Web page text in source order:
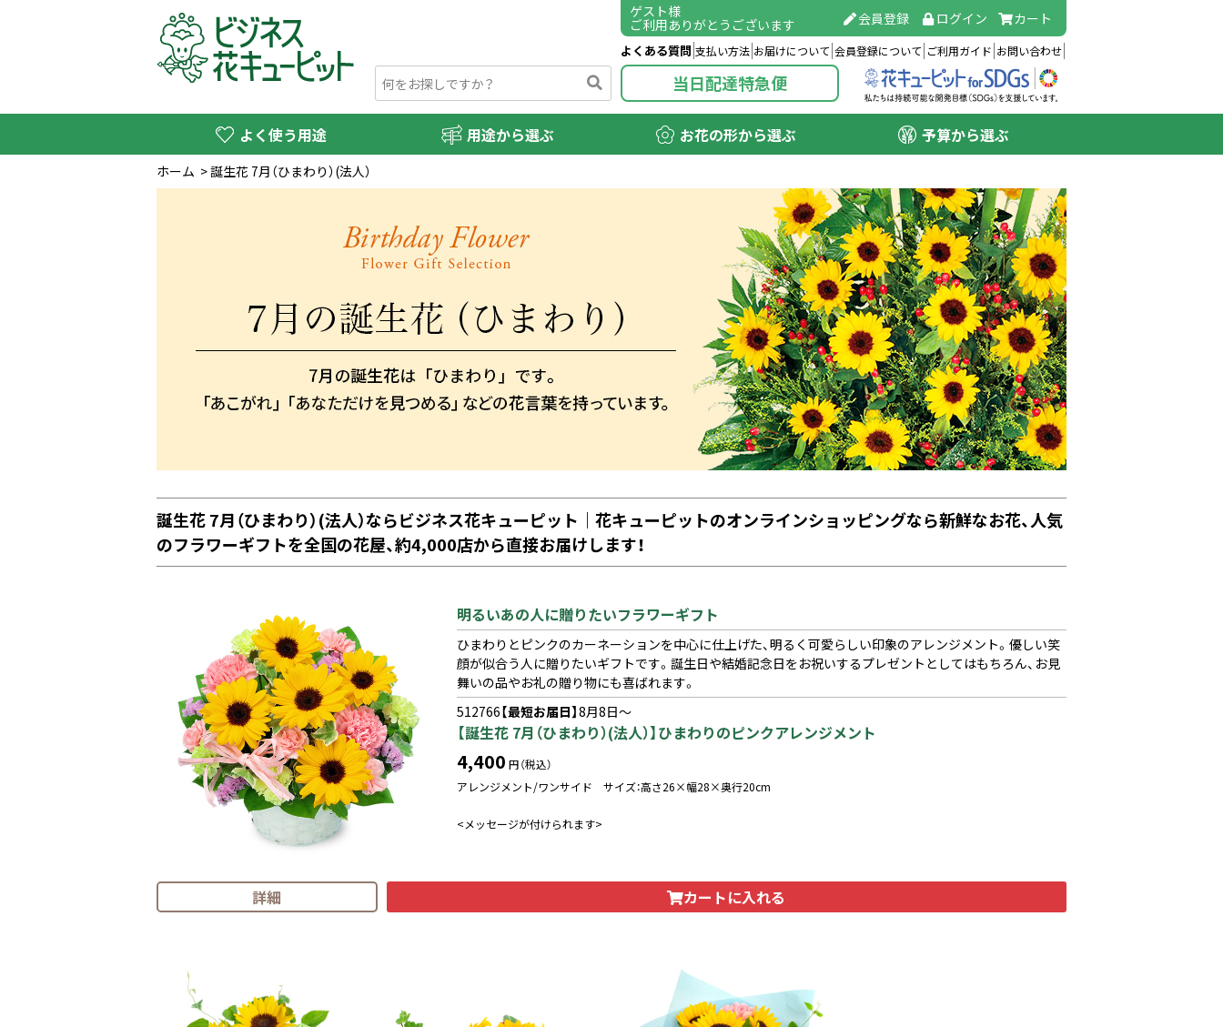
ゲスト様
ご利用ありがとうございます 会員登録 ログイン カート
よくある質問 支払い方法 お届けについて 会員登録について ご利用ガイド お問い合わせ
当日配達特急便
よく使う用途 用途から選ぶ お花の形から選ぶ 予算から選ぶ
ホーム >誕生花 7月（ひまわり）(法人）
誕生花 7月（ひまわり）(法人）ならビジネス花キューピット｜花キューピットのオンラインショッピングなら新鮮なお花、人気
のフラワーギフトを全国の花屋、約4,000店から直接お届けします！
明るいあの人に贈りたいフラワーギフト
ひまわりとピンクのカーネーションを中心に仕上げた、明るく可愛らしい印象のアレンジメント。優しい笑
顔が似合う人に贈りたいギフトです。誕生日や結婚記念日をお祝いするプレゼントとしてはもちろん、お見
舞いの品やお礼の贈り物にも喜ばれます。
512766【最短お届日】8月8日～
【誕生花 7月（ひまわり）(法人）】ひまわりのピンクアレンジメント
4,400 円（税込）
アレンジメント/ワンサイド サイズ：高さ26×幅28×奥行20cm
<メッセージが付けられます>
詳細 カートに入れる